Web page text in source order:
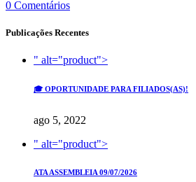
0 Comentários
Publicações Recentes
" alt="product">
🎓 OPORTUNIDADE PARA FILIADOS(AS)!
ago 5, 2022
" alt="product">
ATA ASSEMBLEIA 09/07/2026